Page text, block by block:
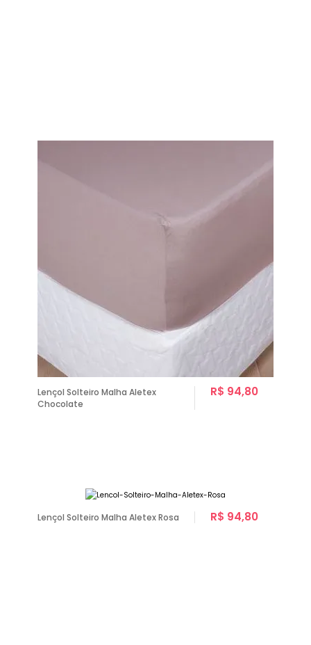
Lençol Solteiro Malha Aletex
Chocolate
R$ 94,80
Lençol Solteiro Malha Aletex Rosa R$ 94,80